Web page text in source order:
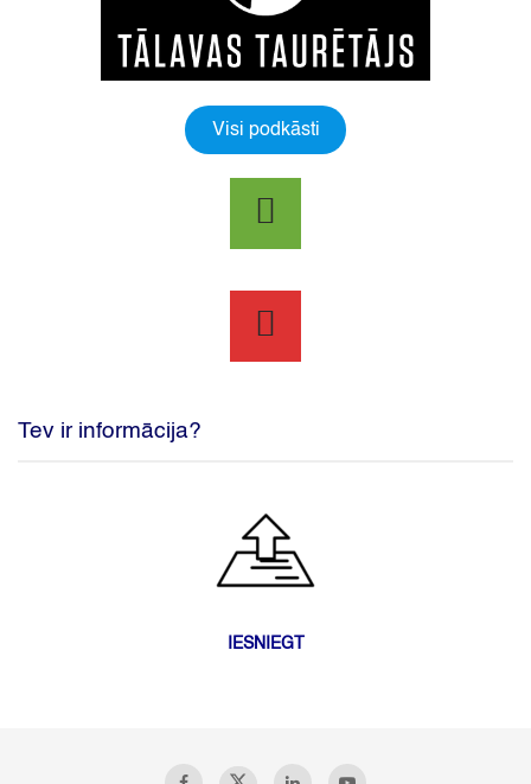
Visi podkāsti
Tev ir informācija?
IESNIEGT